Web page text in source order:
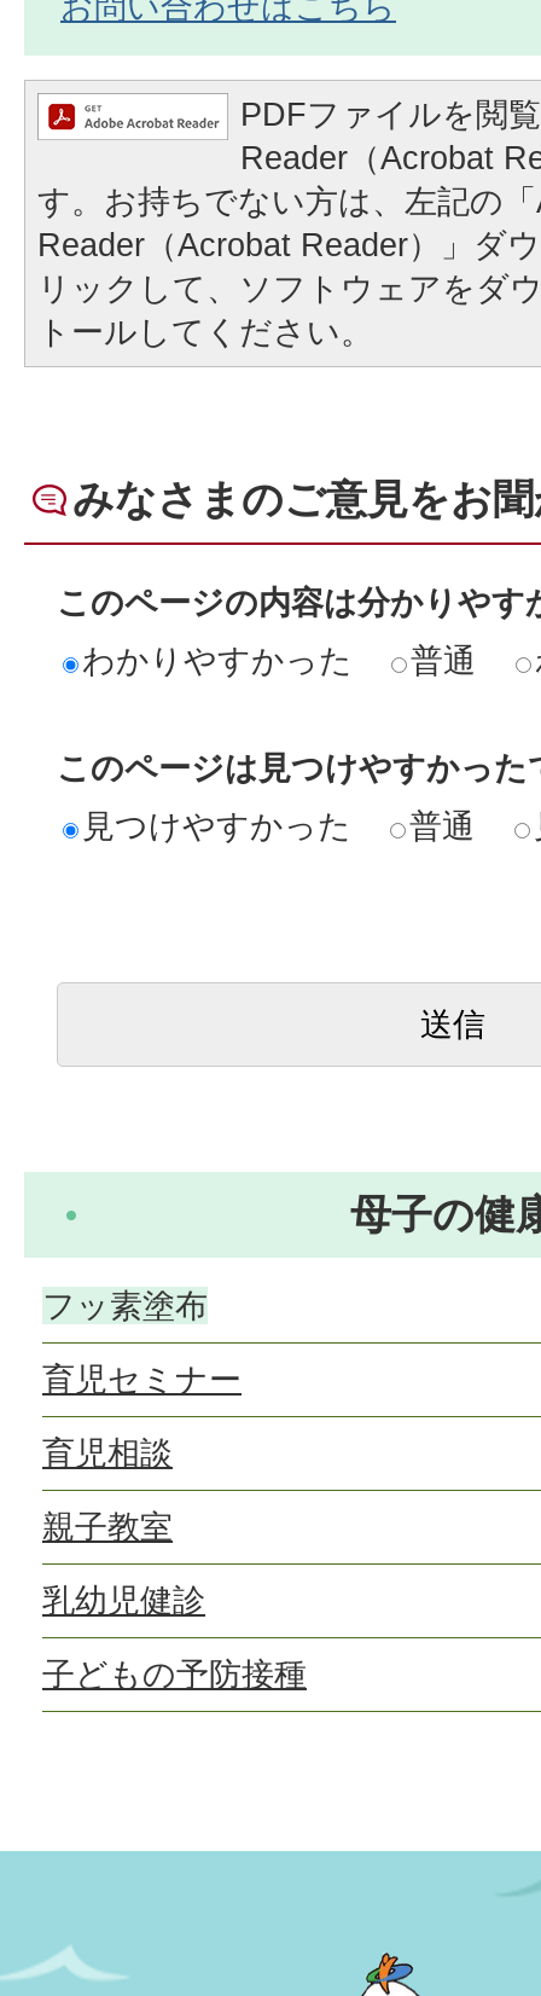
PDFファイルを閲
Reader（Acrobat
す。お持ちでない方は、左記の
Reader（Acrobat Reader）」ダ
リックして、ソフトウェアをダ
トールしてください。
みなさまのご意見をお
このページの内容は分かりやす
わかりやすかった
普通
このページは見つけやすかった
見つけやすかった
普通
母子の健
フッ素塗布
育児セミナー
育児相談
親子教室
乳幼児健診
子どもの予防接種